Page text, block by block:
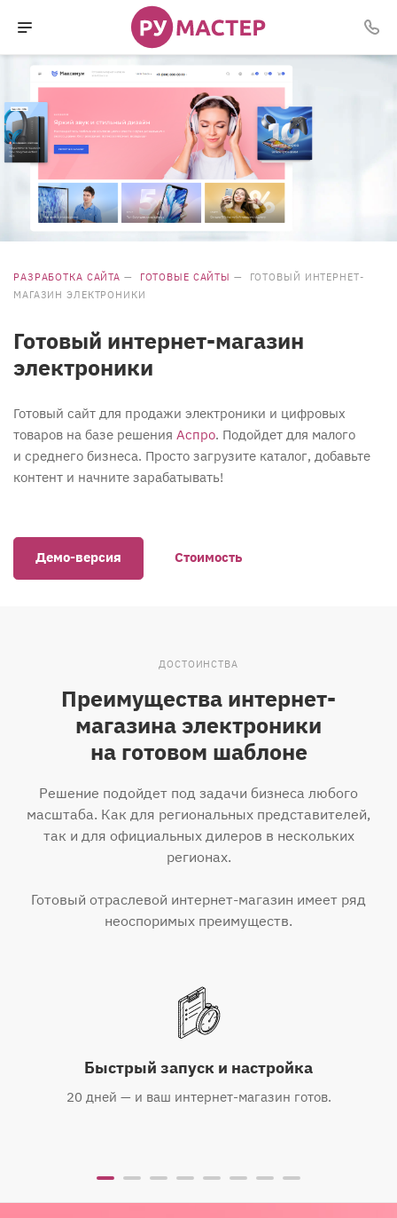
РАЗРАБОТКА САЙТА — ГОТОВЫЕ САЙТЫ — ГОТОВЫЙ ИНТЕРНЕТ-
МАГАЗИН ЭЛЕКТРОНИКИ
Готовый интернет-магазин
электроники
Готовый сайт для продажи электроники и цифровых
товаров на базе решения Аспро. Подойдет для малого
и среднего бизнеса. Просто загрузите каталог, добавьте
контент и начните зарабатывать!
Демо-версия Стоимость
ДОСТОИНСТВА
Преимущества интернет-
магазина электроники
на готовом шаблоне
Решение подойдет под задачи бизнеса любого
масштаба. Как для региональных представителей,
так и для официальных дилеров в нескольких
регионах.
Готовый отраслевой интернет-магазин имеет ряд
неоспоримых преимуществ.
Быстрый запуск и настройка
20 дней — и ваш интернет-магазин готов.